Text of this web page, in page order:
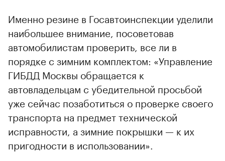
Именно резине в Госавтоинспекции уделили
наибольшее внимание, посоветовав
автомобилистам проверить, все ли в
порядке с зимним комплектом: «Управление
ГИБДД Москвы обращается к
автовладельцам с убедительной просьбой
уже сейчас позаботиться о проверке своего
транспорта на предмет технической
исправности, а зимние покрышки — к их
пригодности в использовании».